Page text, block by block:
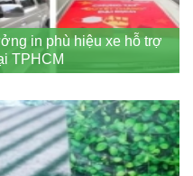
in phù hiệu xe hỗ trợ
TPHCM